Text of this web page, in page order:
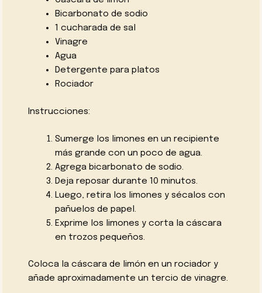
Bicarbonato de sodio
1 cucharada de sal
Vinagre
Agua
Detergente para platos
Rociador
Instrucciones:
Sumerge los limones en un recipiente
más grande con un poco de agua.
Agrega bicarbonato de sodio.
Deja reposar durante 10 minutos.
Luego, retira los limones y sécalos con
pañuelos de papel.
Exprime los limones y corta la cáscara
en trozos pequeños.
Coloca la cáscara de limón en un rociador y
añade aproximadamente un tercio de vinagre.